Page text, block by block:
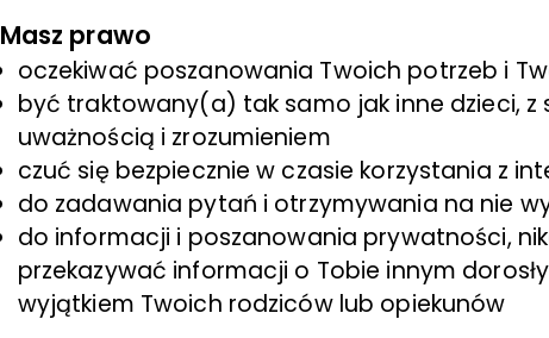
Masz prawo
oczekiwać poszanowania Twoich potrzeb i
być traktowany(a) tak samo jak inne dzieci, z
uważnością i zrozumieniem
czuć się bezpiecznie w czasie korzystania z
do zadawania pytań i otrzymywania na nie
do informacji i poszanowania prywatności,
przekazywać informacji o Tobie innym
wyjątkiem Twoich rodziców lub opiekunów